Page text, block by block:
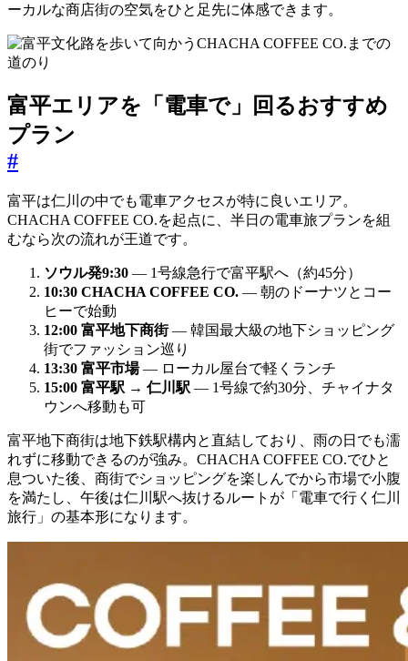
ーカルな商店街の空気をひと足先に体感できます。
富平エリアを「電車で」回るおすすめ
プラン
#
富平は仁川の中でも電車アクセスが特に良いエリア。
CHACHA COFFEE CO.を起点に、半日の電車旅プランを組
むなら次の流れが王道です。
ソウル発9:30 ― 1号線急行で富平駅へ（約45分）
10:30 CHACHA COFFEE CO. ― 朝のドーナツとコー
ヒーで始動
12:00 富平地下商街― 韓国最大級の地下ショッピング
街でファッション巡り
13:30 富平市場― ローカル屋台で軽くランチ
15:00 富平駅 → 仁川駅 ― 1号線で約30分、チャイナタ
ウンへ移動も可
富平地下商街は地下鉄駅構内と直結しており、雨の日でも濡
れずに移動できるのが強み。CHACHA COFFEE CO.でひと
息ついた後、商街でショッピングを楽しんでから市場で小腹
を満たし、午後は仁川駅へ抜けるルートが「電車で行く仁川
旅行」の基本形になります。